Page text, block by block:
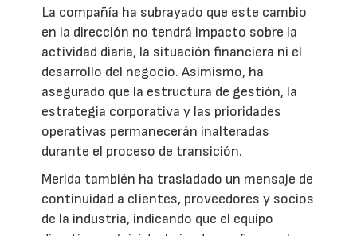
La compañía ha subrayado que este cambio
en la dirección no tendrá impacto sobre la
actividad diaria, la situación financiera ni el
desarrollo del negocio. Asimismo, ha
asegurado que la estructura de gestión, la
estrategia corporativa y las prioridades
operativas permanecerán inalteradas
durante el proceso de transición.
Merida también ha trasladado un mensaje de
continuidad a clientes, proveedores y socios
de la industria, indicando que el equipo